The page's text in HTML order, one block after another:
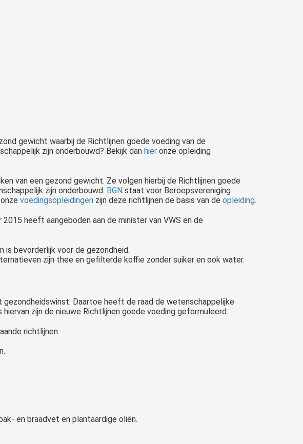
gewicht waarbij de Richtlijnen goede voeding van de
zijn onderbouwd? Bekijk dan hier onze opleiding
van een gezond gewicht. Ze volgen hierbij de Richtlijnen goede
zijn onderbouwd. BGN staat voor Beroepsvereniging
voedingsopleidingen zijn deze richtlijnen de basis van de opleiding.
heeft aangeboden aan de minister van VWS en de
is bevorderlijk voor de gezondheid.
zijn thee en gefilterde koffie zonder suiker en ook water.
Daartoe heeft de raad de wetenschappelijke
zijn de nieuwe Richtlijnen goede voeding geformuleerd:
richtlijnen.
en braadvet en plantaardige oliën.